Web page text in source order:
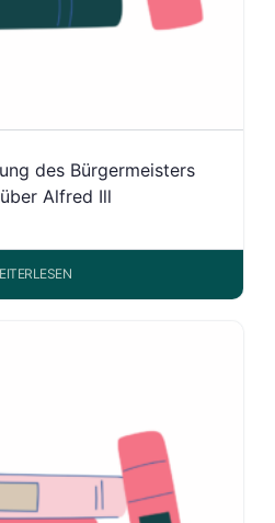
des Bürgermeisters
Alfred Ill